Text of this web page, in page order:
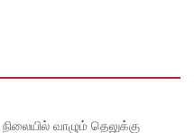
வாழும் தெலுக்கு